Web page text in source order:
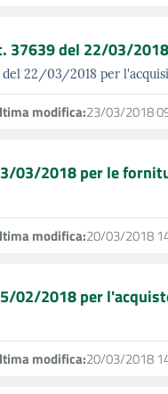
37639 del 22/03/
del 22/03/2018 per
modifica:23/03/2018
03/2018 per le
modifica:20/03/2018
02/2018 per
modifica:20/03/2018